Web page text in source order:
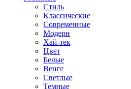
Стиль
Классические
Современные
Модерн
Хай-тек
Цвет
Белые
Венге
Светлые
Темные